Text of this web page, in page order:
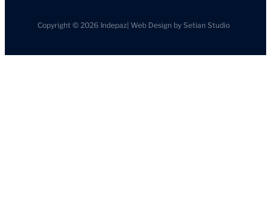
Copyright © 2026 Indepaz|Web Design bySetian Studio